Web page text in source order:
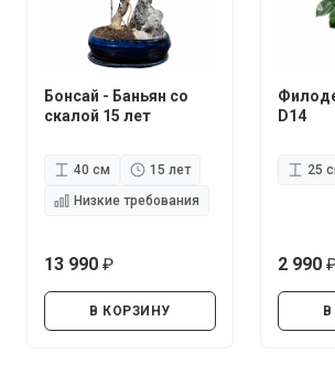
Бонсай - Баньян со
скалой 15 лет
40 см
15 лет
Низкие требования
13 990
В КОРЗИНУ
D14
25
2 990